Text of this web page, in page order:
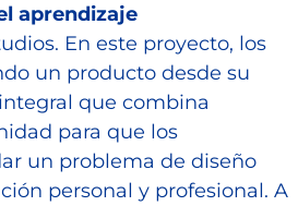
aprendizaje
En este proyecto, los
un producto desde su
que combina
para que los
un problema de diseño
personal y profesional. A